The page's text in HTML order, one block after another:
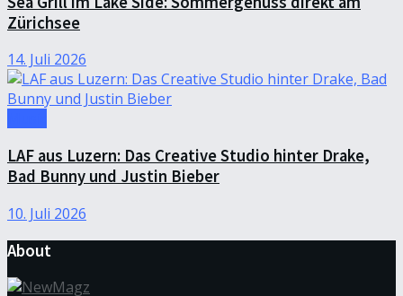
Zürichsee
14. Juli 2026
LAF aus Luzern: Das Creative Studio hinter Drake,
Bad Bunny und Justin Bieber
10. Juli 2026
About